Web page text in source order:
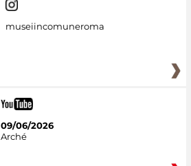
museiincomuneroma
09/06/2026
Arché